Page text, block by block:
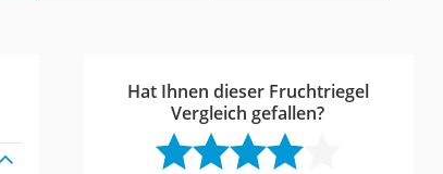
Hat Ihnen dieser Fruchtriegel
Vergleich gefallen?